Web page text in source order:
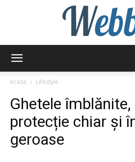
Acasă
Lifestyle
Ghetele
protecție chiar și
geroase